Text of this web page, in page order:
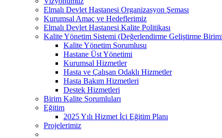
Elmalı Devlet Hastanesi Organizasyon Şeması
Kurumsal Amaç ve Hedeflerimiz
Elmalı Devlet Hastanesi Kalite Politikası
Kalite Yönetim Sistemi (Değerlendirme Geliştirme
Kalite Yönetim Sorumlusu
Hastane Üst Yönetimi
Kurumsal Hizmetler
Hasta ve Çalışan Odaklı Hizmetler
Hasta Bakım Hizmetleri
Destek Hizmetleri
Birim Kalite Sorumluları
Eğitim
2025 Yılı Hizmet İçi Eğitim Planı
Projelerimiz